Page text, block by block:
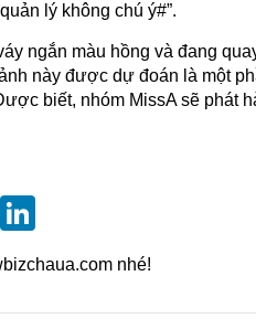
lý không chú ý#”.
ngắn màu hồng và đang
này được dự đoán là một
biết, nhóm MissA sẽ phát
Reddit
nhé!